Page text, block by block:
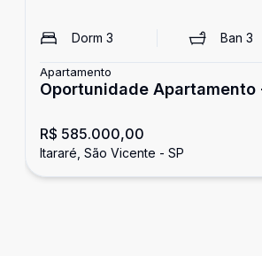
Dorm 3 Ban3
Apartamento
Oportunidade Apartamento
R$ 585.000,00
Itararé, São Vicente - SP